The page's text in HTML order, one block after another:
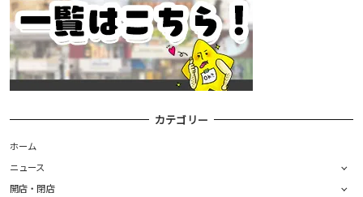
カテゴリー
ホーム
ニュース
開店・閉店